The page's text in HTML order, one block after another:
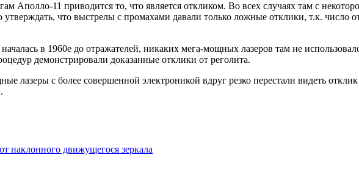
Аполло-11 приводится то, что является откликом. Во всех случаях там с
утверждать, что выстрелы с промахами давали только ложные отклики, т.к.
в 1960е до отражателей, никаких мега-мощных лазеров там не
демонстрировали доказанные отклики от реголита.
лазеры с более совершенной электроникой вдруг резко перестали видеть
наклонного движущегося зеркала